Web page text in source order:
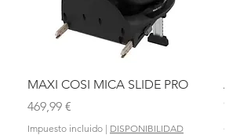
MAXI COSI MICA SLIDE PRO
Precio
469,99 €
Impuesto incluido | DISPONIBILIDAD